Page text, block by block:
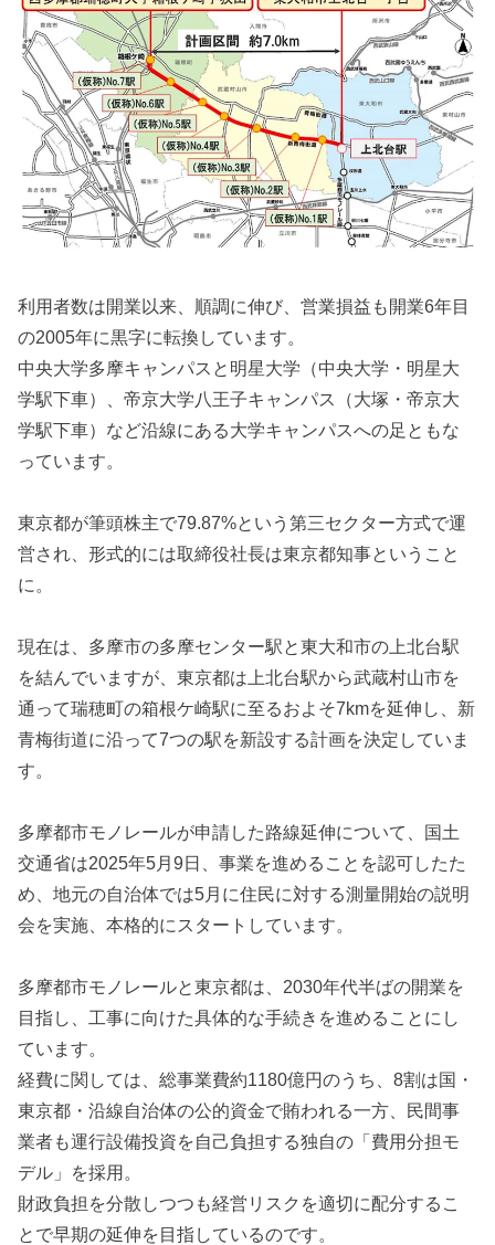
利用者数は開業以来、順調に伸び、営業損益も開業6年目
の2005年に黒字に転換しています。
中央大学多摩キャンパスと明星大学（中央大学・明星大
学駅下車）、帝京大学八王子キャンパス（大塚・帝京大
学駅下車）など沿線にある大学キャンパスへの足ともな
っています。
東京都が筆頭株主で79.87%という第三セクター方式で運
営され、形式的には取締役社長は東京都知事ということ
に。
現在は、多摩市の多摩センター駅と東大和市の上北台駅
を結んでいますが、東京都は上北台駅から武蔵村山市を
通って瑞穂町の箱根ケ崎駅に至るおよそ7kmを延伸し、新
青梅街道に沿って7つの駅を新設する計画を決定していま
す。
多摩都市モノレールが申請した路線延伸について、国土
交通省は2025年5月9日、事業を進めることを認可したた
め、地元の自治体では5月に住民に対する測量開始の説明
会を実施、本格的にスタートしています。
多摩都市モノレールと東京都は、2030年代半ばの開業を
目指し、工事に向けた具体的な手続きを進めることにし
ています。
経費に関しては、総事業費約1180億円のうち、8割は国・
東京都・沿線自治体の公的資金で賄われる一方、民間事
業者も運行設備投資を自己負担する独自の「費用分担モ
デル」を採用。
財政負担を分散しつつも経営リスクを適切に配分するこ
とで早期の延伸を目指しているのです。